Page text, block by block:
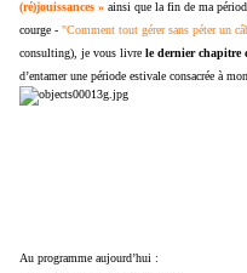
(ré)jouissances » ainsi que la fin de ma
courge - "Comment tout gérer sans péter un
consulting), je vous livre le dernier chapitre
d’entamer une période estivale consacrée à
Au programme aujourd’hui :